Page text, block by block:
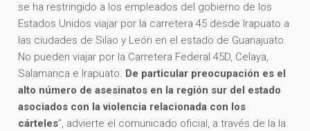
se ha restringido a los empleados del gobierno de los
Estados Unidos viajar por la carretera 45 desde Irapuato a
las ciudades de Silao y León en el estado de Guanajuato.
No pueden viajar por la Carretera Federal 45D, Celaya,
Salamanca e Irapuato. De particular preocupación es el
alto número de asesinatos en la región sur del estado
asociados con la violencia relacionada con los
cárteles”, advierte el comunicado oficial, a través de la la